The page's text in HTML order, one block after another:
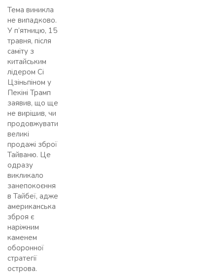
Тема виникла
не випадково.
У п’ятницю, 15
травня, після
саміту з
китайським
лідером Сі
Цзіньпіном у
Пекіні Трамп
заявив, що ще
не вирішив, чи
продовжувати
великі
продажі зброї
Тайваню. Це
одразу
викликало
занепокоєння
в Тайбеї, адже
американська
зброя є
наріжним
каменем
оборонної
стратегії
острова.